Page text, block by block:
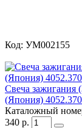
Код: УМ002155
Свеча зажигания
(Япония)
Каталожный
340 р.